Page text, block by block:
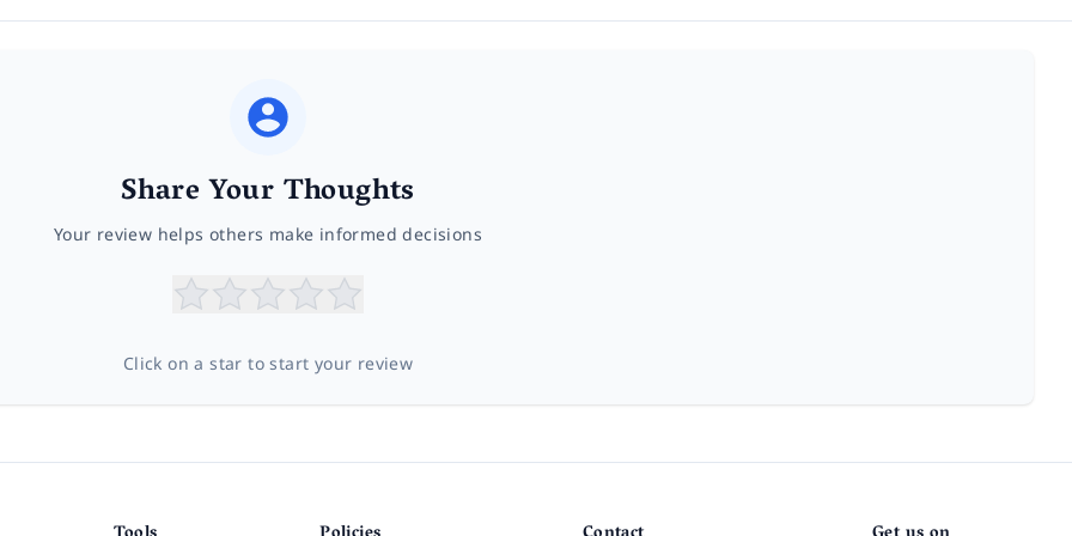
Share Your Thoughts
Your review helps others make informed decisions
Click on a star to start your review